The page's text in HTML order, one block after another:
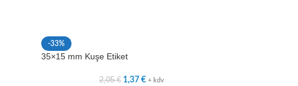
-33%
35×15 mm Kuşe Etiket
2,05€ 1,37 € + kdv